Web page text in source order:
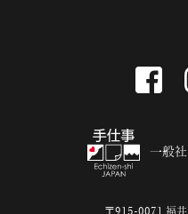
一般
〒915-0071 福